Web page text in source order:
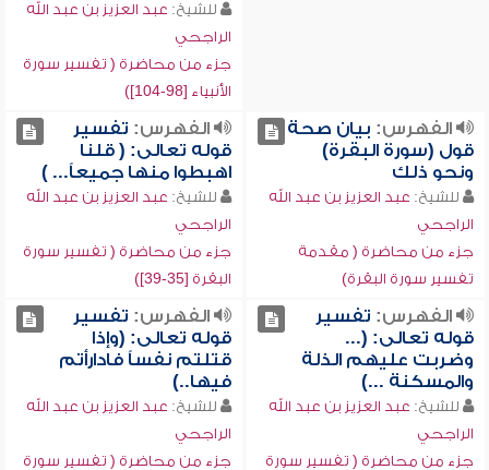
للشيخ: عبد العزيز بن عبد الله
الراجحي
جزء من محاضرة ( تفسير سورة
الأنبياء [98-104])
الفهرس: بيان صحة
قول (سورة البقرة)
ونحو ذلك
للشيخ: عبد العزيز بن عبد الله
الراجحي
جزء من محاضرة ( مقدمة
تفسير سورة البقرة)
الفهرس: تفسير
قوله تعالى: ( قلنا
اهبطوا منها جميعاً... )
للشيخ: عبد العزيز بن عبد الله
الراجحي
جزء من محاضرة ( تفسير سورة
البقرة [35-39])
الفهرس: تفسير
قوله تعالى: (...
وضربت عليهم الذلة
والمسكنة ...)
للشيخ: عبد العزيز بن عبد الله
الراجحي
جزء من محاضرة ( تفسير سورة
الفهرس: تفسير
قوله تعالى: (وإذا
قتلتم نفساً فادارأتم
فيها..)
للشيخ: عبد العزيز بن عبد الله
الراجحي
جزء من محاضرة ( تفسير سورة